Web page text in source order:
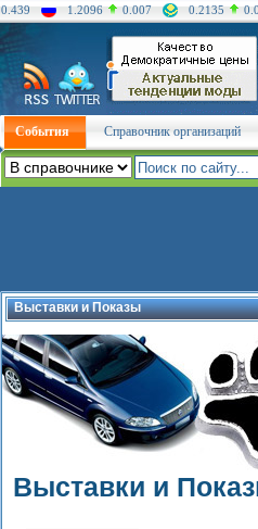
0.439 1.2096 0.007 0.2135
События Справочник организаций
Выставки и Показы
Выставки и